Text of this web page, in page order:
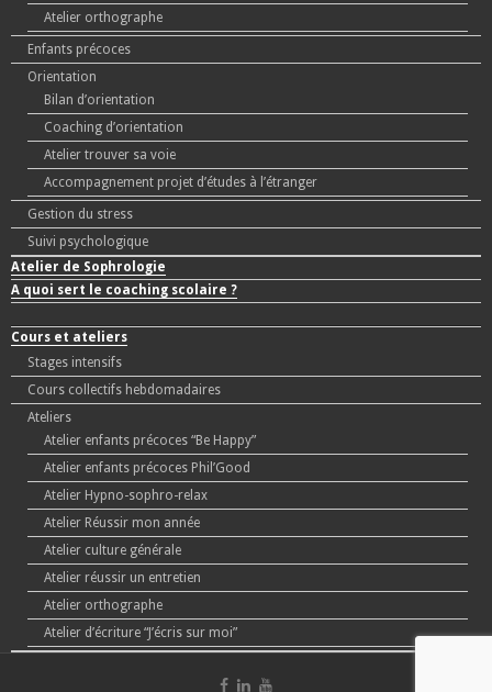
Atelier orthographe
Enfants précoces
Orientation
Bilan d’orientation
Coaching d’orientation
Atelier trouver sa voie
Accompagnement projet d’études à l’étranger
Gestion du stress
Suivi psychologique
Atelier de Sophrologie
A quoi sert le coaching scolaire ?
Cours et ateliers
Stages intensifs
Cours collectifs hebdomadaires
Ateliers
Atelier enfants précoces “Be Happy”
Atelier enfants précoces Phil’Good
Atelier Hypno-sophro-relax
Atelier Réussir mon année
Atelier culture générale
Atelier réussir un entretien
Atelier orthographe
Atelier d’écriture “J’écris sur moi”